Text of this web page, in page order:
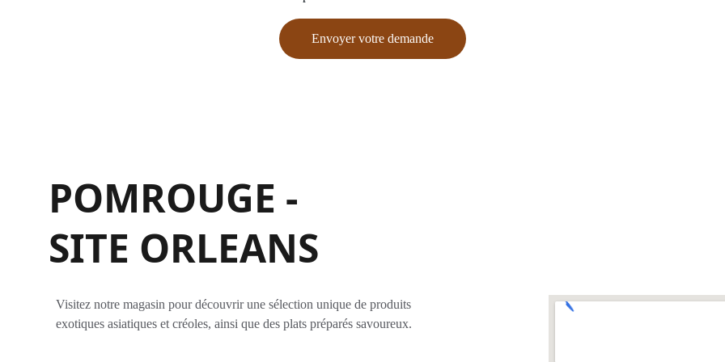
Envoyer votre demande
Visitez notre magasin pour découvrir une sélection unique de produits
exotiques asiatiques et créoles, ainsi que des plats préparés savoureux.
POMROUGE -
SITE ORLEANS